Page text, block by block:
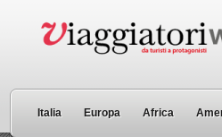
Italia Europa Africa